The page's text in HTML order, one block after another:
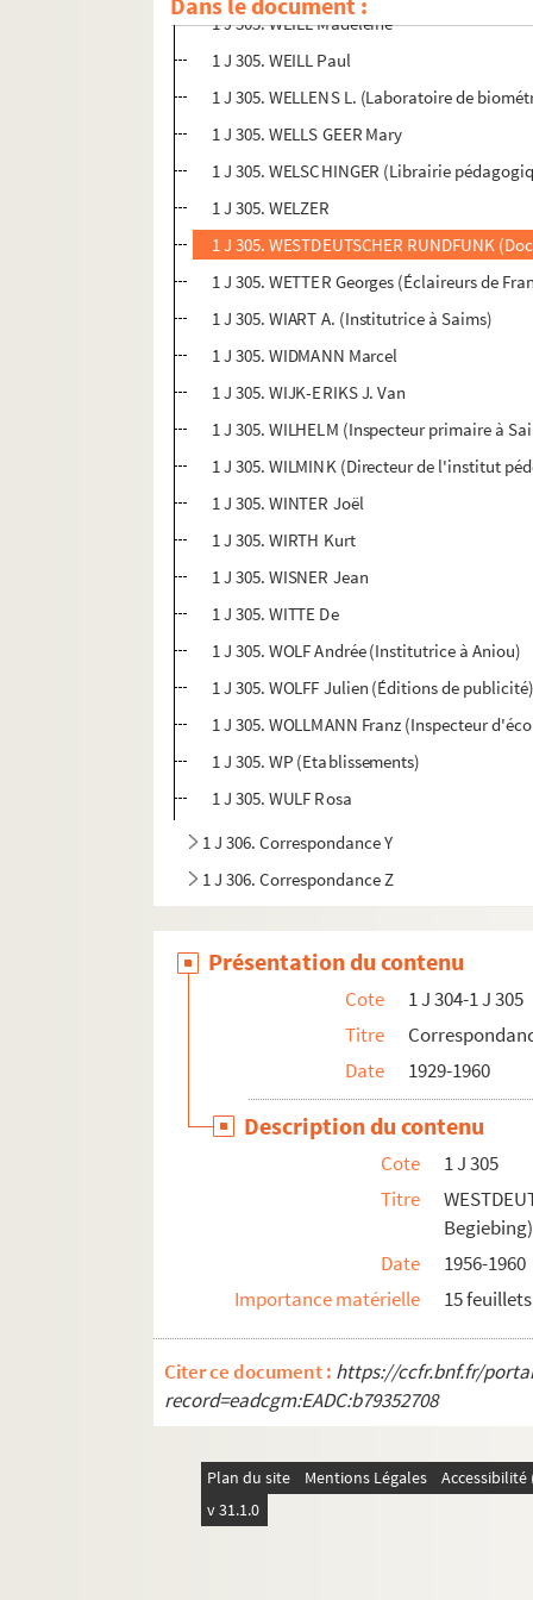
1 J 305. WEILL Madeleine
1 J 305. WEILL Paul
1 J 305. WELLENS L. (Laboratoire de
1 J 305. WELLS GEER Mary
1 J 305. WELSCHINGER (Librairie
1 J 305. WELZER
1 J 305. WESTDEUTSCHER RUNDFUNK
1 J 305. WETTER Georges (Éclaireurs de
1 J 305. WIART A. (Institutrice à Saims)
1 J 305. WIDMANN Marcel
1 J 305. WIJK-ERIKS J. Van
1 J 305. WILHELM (Inspecteur primaire à
1 J 305. WILMINK (Directeur de l'institut
1 J 305. WINTER Joël
1 J 305. WIRTH Kurt
1 J 305. WISNER Jean
1 J 305. WITTE De
1 J 305. WOLF Andrée (Institutrice à Aniou)
1 J 305. WOLFF Julien (Éditions de
1 J 305. WOLLMANN Franz (Inspecteur
1 J 305. WP (Etablissements)
1 J 305. WULF Rosa
1 J 306. Correspondance Y
1 J 306. Correspondance Z
Présentation du contenu
Cote
1 J 304-1 J 305
Titre
Date
1929-1960
Description du contenu
Cote
1 J 305
Titre
Begiebing)
Date
1956-1960
Importance matérielle
15 feuillets
Citer ce document : https://ccfr.bnf.fr/
record=eadcgm:EADC:b79352708
Plan du site Mentions Légales
v 31.1.0